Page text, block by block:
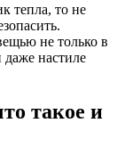
тепла, то не
не только в
настиле
такое и